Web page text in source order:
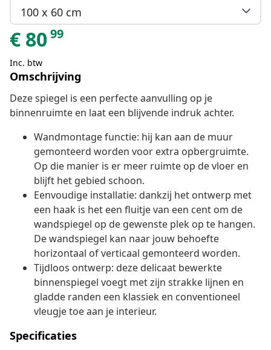
100 x 60 cm
€ 8099
Inc. btw
Omschrijving
Deze spiegel is een perfecte aanvulling op je
binnenruimte en laat een blijvende indruk achter.
Wandmontage functie: hij kan aan de muur
gemonteerd worden voor extra opbergruimte.
Op die manier is er meer ruimte op de vloer en
blijft het gebied schoon.
Eenvoudige installatie: dankzij het ontwerp met
een haak is het een fluitje van een cent om de
wandspiegel op de gewenste plek op te hangen.
De wandspiegel kan naar jouw behoefte
horizontaal of verticaal gemonteerd worden.
Tijdloos ontwerp: deze delicaat bewerkte
binnenspiegel voegt met zijn strakke lijnen en
gladde randen een klassiek en conventioneel
vleugje toe aan je interieur.
Specificaties